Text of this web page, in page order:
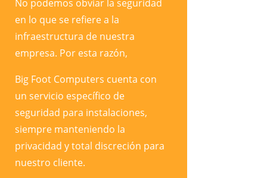
No podemos obviar la seguridad
en lo que se refiere a la
infraestructura de nuestra
empresa. Por esta razón,
Big Foot Computers cuenta con
un servicio específico de
seguridad para instalaciones,
siempre manteniendo la
privacidad y total discreción para
nuestro cliente.